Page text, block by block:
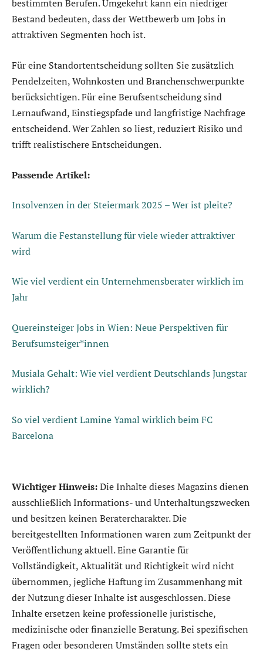
bestimmten Berufen. Umgekehrt kann ein niedriger
Bestand bedeuten, dass der Wettbewerb um Jobs in
attraktiven Segmenten hoch ist.
Für eine Standortentscheidung sollten Sie zusätzlich
Pendelzeiten, Wohnkosten und Branchenschwerpunkte
berücksichtigen. Für eine Berufsentscheidung sind
Lernaufwand, Einstiegspfade und langfristige Nachfrage
entscheidend. Wer Zahlen so liest, reduziert Risiko und
trifft realistischere Entscheidungen.
Passende Artikel:
Insolvenzen in der Steiermark 2025 – Wer ist pleite?
Warum die Festanstellung für viele wieder attraktiver
wird
Wie viel verdient ein Unternehmensberater wirklich im
Jahr
Quereinsteiger Jobs in Wien: Neue Perspektiven für
Berufsumsteiger*innen
Musiala Gehalt: Wie viel verdient Deutschlands Jungstar
wirklich?
So viel verdient Lamine Yamal wirklich beim FC
Barcelona
Wichtiger Hinweis:Die Inhalte dieses Magazins dienen
ausschließlich Informations- und Unterhaltungszwecken
und besitzen keinen Beratercharakter. Die
bereitgestellten Informationen waren zum Zeitpunkt der
Veröffentlichung aktuell. Eine Garantie für
Vollständigkeit, Aktualität und Richtigkeit wird nicht
übernommen, jegliche Haftung im Zusammenhang mit
der Nutzung dieser Inhalte ist ausgeschlossen. Diese
Inhalte ersetzen keine professionelle juristische,
medizinische oder finanzielle Beratung. Bei spezifischen
Fragen oder besonderen Umständen sollte stets ein